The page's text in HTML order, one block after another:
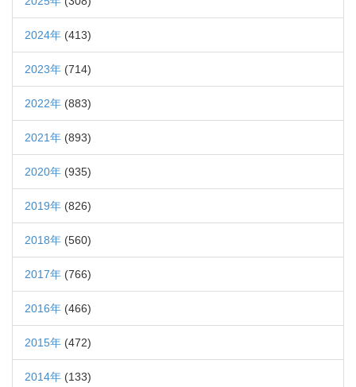
2024年 (413)
2023年 (714)
2022年 (883)
2021年 (893)
2020年 (935)
2019年 (826)
2018年 (560)
2017年 (766)
2016年 (466)
2015年 (472)
2014年 (133)